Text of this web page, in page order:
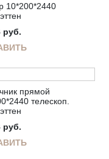
10*200*2440
руб.
прямой
телескоп.
руб.